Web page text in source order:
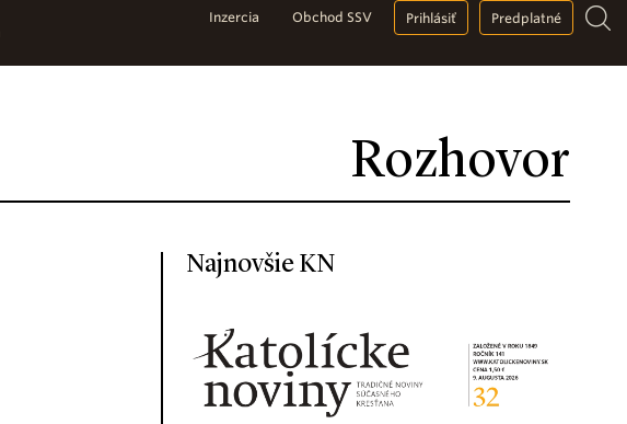
Rozhovor
Inzercia Obchod SSV Prihlásiť Predplatné
Najnovšie KN